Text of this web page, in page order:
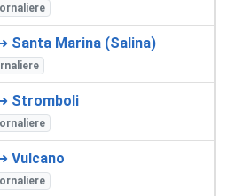
Santa Marina (Salina)
Stromboli
Vulcano